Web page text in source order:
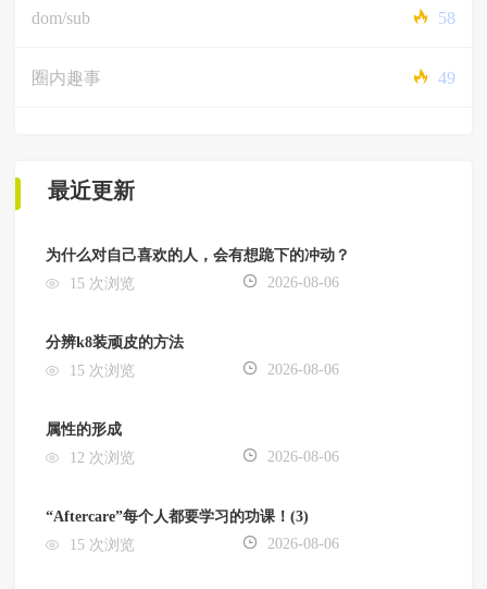
dom/sub 58
圈内趣事 49
最近更新
为什么对自己喜欢的人，会有想跪下的冲动？
15 次浏览
2026-08-06
分辨k8装顽皮的方法
15 次浏览
2026-08-06
属性的形成
12 次浏览
2026-08-06
“Aftercare”每个人都要学习的功课！(3)
15 次浏览
2026-08-06